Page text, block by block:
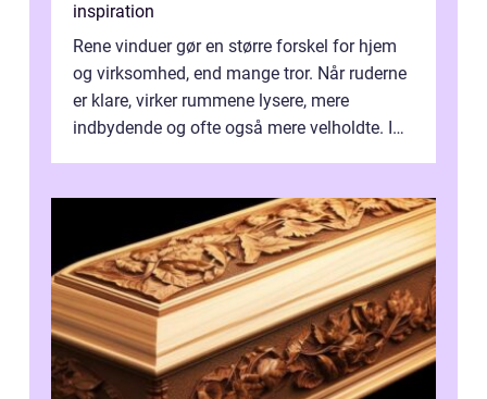
inspiration
Rene vinduer gør en større forskel for hjem
og virksomhed, end mange tror. Når ruderne
er klare, virker rummene lysere, mere
indbydende og ofte også mere velholdte. I